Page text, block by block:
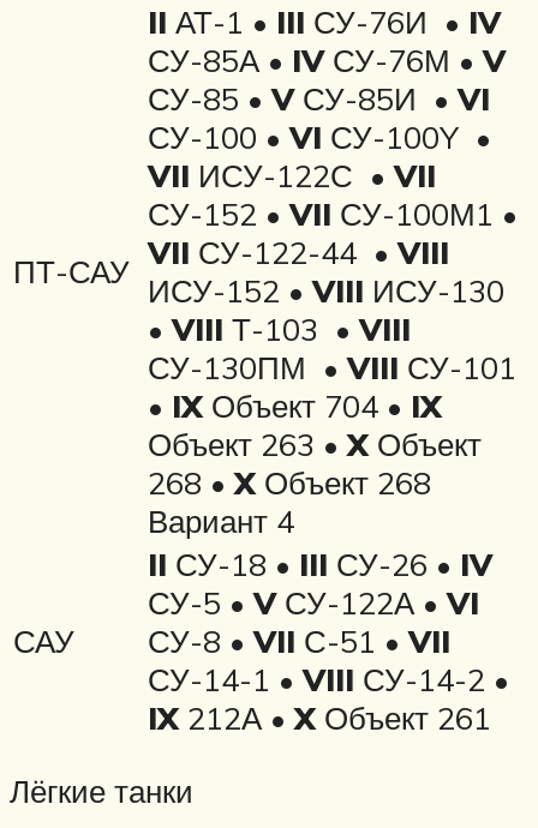
ПТ-САУ
II АТ-1 • III СУ-76И • IV
СУ-85А • IVСУ-76М •V
СУ-85 •VСУ-85И •VI
СУ-100 •VI СУ-100Y •
VII ИСУ-122С •VII
СУ-152 •VII СУ-100М1 •
VII СУ-122-44 •VIII
ИСУ-152 •VIII ИСУ-130
•VIII Т-103 •VIII
СУ-130ПМ •VIII СУ-101
• IXОбъект 704 • IX
Объект 263 •XОбъект
268 •XОбъект 268
Вариант 4
САУ
II СУ-18 • III СУ-26 • IV
СУ-5 •VСУ-122А •VI
СУ-8 •VII С-51 •VII
СУ-14-1 •VIII СУ-14-2 •
IX212А •XОбъект 261
Лёгкие танки